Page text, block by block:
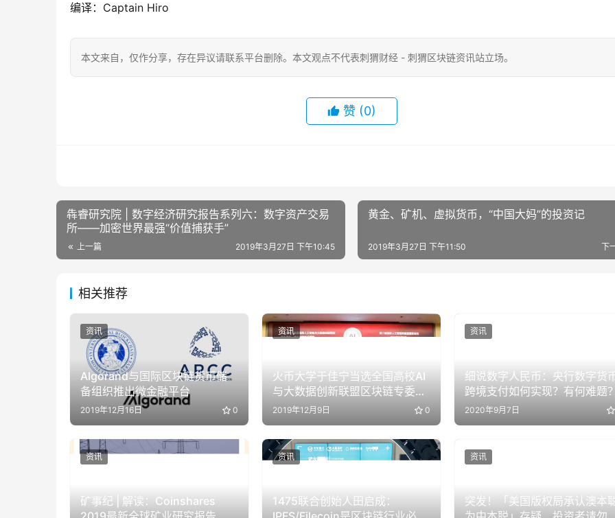
编译：Captain Hiro
本文来自 ，仅作分享，存在异议请联系平台删除。本文观点不代表刺猬财经 - 刺猬区块链资讯站立场。
赞 (0)
犇睿研究院 | 数字经济研究报告系列六：数字资产交易
所——加密世界最强“价值捕获手”
上一篇 2019年3月27日 下午10:45
黄金、矿机、虚拟货币，“中国大妈”的投资记
下
2019年3月27日 下午11:50
相关推荐
Algorand与国际区块链货币储
备组织推出微金融平台
2019年12月16日 0
资讯
火币大学于佳宁当选全国高校AI
与大数据创新联盟区块链专委会
副主任
2019年12月9日 0
资讯
细说数字人民币：央行数字货
跨境支付如何实现？有何难题
2020年9月7日
资讯
矿事纪 | 解读：Coinshares
资讯
1475联合创始人田启成：
资讯
突发！「美国版权局承认澳本
资讯